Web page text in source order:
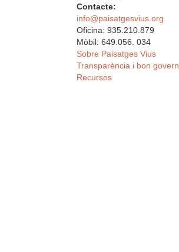
Contacte:
info@paisatgesvius.org
Oficina: 935.210.879
Mòbil: 649.056. 034
Sobre Paisatges Vius
Transparència i bon govern
Recursos